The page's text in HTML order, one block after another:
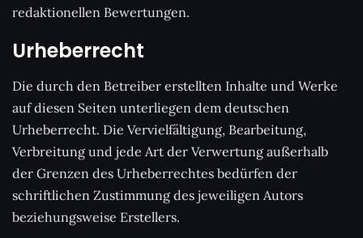
redaktionellen Bewertungen.
Urheberrecht
Die durch den Betreiber erstellten Inhalte und Werke
auf diesen Seiten unterliegen dem deutschen
Urheberrecht. Die Vervielfältigung, Bearbeitung,
Verbreitung und jede Art der Verwertung außerhalb
der Grenzen des Urheberrechtes bedürfen der
schriftlichen Zustimmung des jeweiligen Autors
beziehungsweise Erstellers.